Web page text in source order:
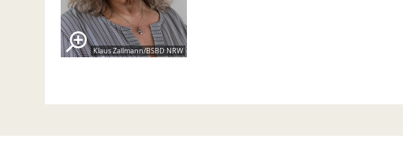
Klaus Zallmann/BSBD NRW